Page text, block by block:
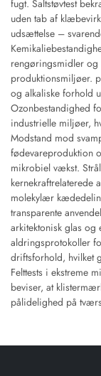
fugt. Saltstøvtest
uden tab af
udsættelse –
rengøringsmidler
produktionsmiljøer.
og alkaliske forhold
Ozonbestandighed
industrielle miljøer,
Modstand mod
fødevareproduktion
mikrobiel vækst.
kernekraftrelaterede
molekylær
transparente
arkitektonisk glas og
aldringsprotokoller
driftsforhold, hvilket
Felttests i ekstreme
beviser, at
pålidelighed på